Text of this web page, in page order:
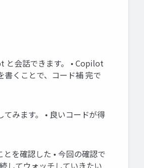
と会話できます。 • Copilot
書くことで、コード補 完で
みます。 • 良いコードが得
を確認した • 今回の確認で
してウォッチしていきたい